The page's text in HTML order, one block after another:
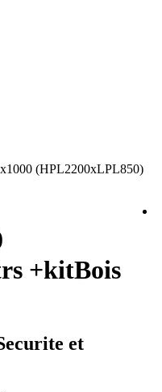
(HPL2200xLPL850)
+kitBois
et